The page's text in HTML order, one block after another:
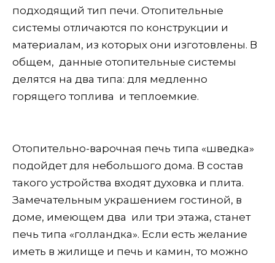
подходящий тип печи. Отопительные
системы отличаются по конструкции и
материалам, из которых они изготовлены. В
общем, данные отопительные системы
делятся на два типа: для медленно
горящего топлива и теплоемкие.
Отопительно-варочная печь типа «шведка»
подойдет для небольшого дома. В состав
такого устройства входят духовка и плита.
Замечательным украшением гостиной, в
доме, имеющем два или три этажа, станет
печь типа «голландка». Если есть желание
иметь в жилище и печь и камин, то можно